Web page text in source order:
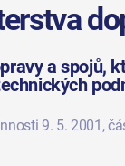
a spojů,
9. 5. 2001 ,